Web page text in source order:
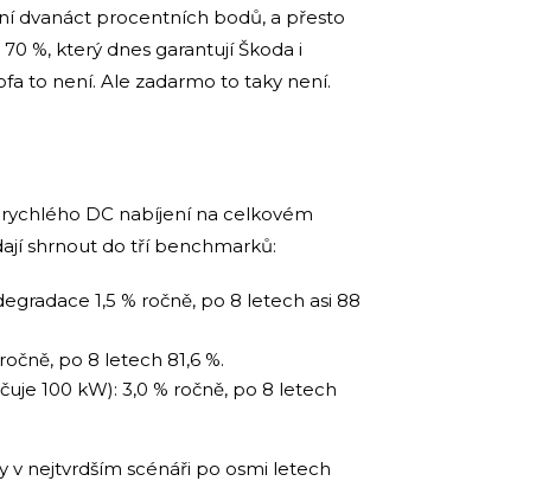
dvanáct procentních bodů, a přesto
%, který dnes garantují Škoda i
to není. Ale zadarmo to taky není.
DC nabíjení na celkovém
shrnout do tří benchmarků:
1,5 % ročně, po 8 letech asi 88
po 8 letech 81,6 %.
100 kW): 3,0 % ročně, po 8 letech
v nejtvrdším scénáři po osmi letech